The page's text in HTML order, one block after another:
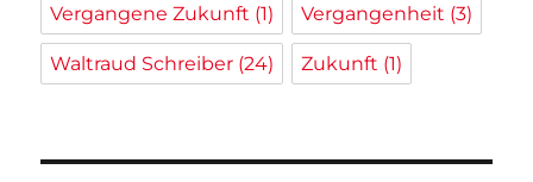
Vergangene Zukunft (1) Vergangenheit (3)
Waltraud Schreiber (24) Zukunft (1)